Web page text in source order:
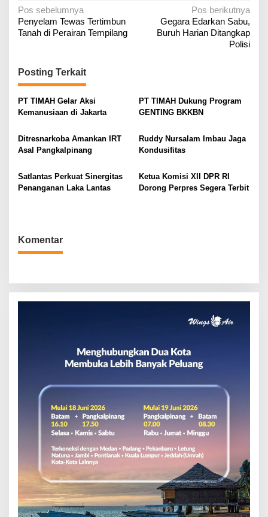
N
a
g
a
s
p
o
Pos sebelumnya
Penyelam Tewas Tertimbun
Tanah di Perairan Tempilang
Pos berikutnya
Gegara Edarkan Sabu,
Buruh Harian Ditangkap
Polisi
Posting Terkait
PT TIMAH Gelar Aksi
Kemanusiaan di Jakarta
PT TIMAH Dukung Program
GENTING BKKBN
Ditresnarkoba Amankan IRT
Asal Pangkalpinang
Ruddy Nursalam Imbau Jaga
Kondusifitas
Satlantas Perkuat Sinergitas
Penanganan Laka Lantas
Ketua Komisi XII DPR RI
Dorong Perpres Segera Terbit
Komentar